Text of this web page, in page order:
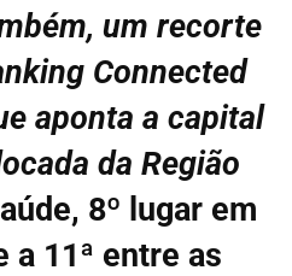
um recorte
Connected
aponta a capital
da Região
8º lugar em
a 11ª entre as